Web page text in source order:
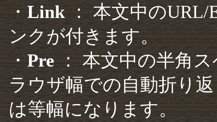
・Link： 本文中のURL/
ンクが付きます。
・Pre： 本文中の半角
ラウザ幅での自動折り
は等幅になります。